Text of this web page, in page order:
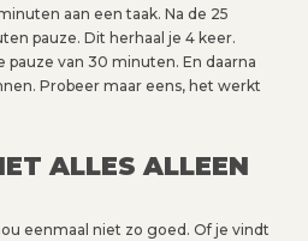
aan een taak. Na de 25
pauze. Dit herhaal je 4 keer.
pauze van 30 minuten. En daarna
Probeer maar eens, het werkt
ALLES ALLEEN
eenmaal niet zo goed. Of je vindt